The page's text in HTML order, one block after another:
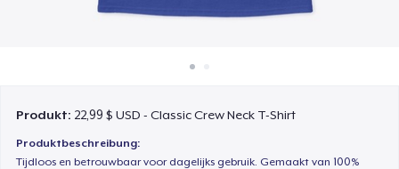
Produkt: 22,99 $ USD - Classic Crew Neck T-Shirt
Produktbeschreibung:
Tijdloos en betrouwbaar voor dagelijks gebruik. Gemaakt van 100%